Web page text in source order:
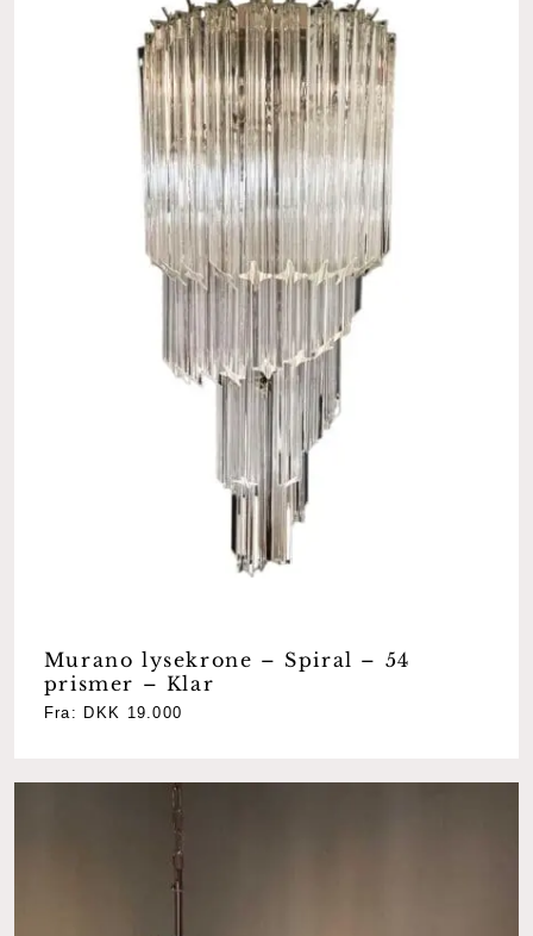
Murano lysekrone – Spiral – 54
prismer – Klar
Fra: DKK 19.000